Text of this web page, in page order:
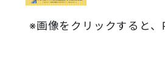
※画像をクリックすると